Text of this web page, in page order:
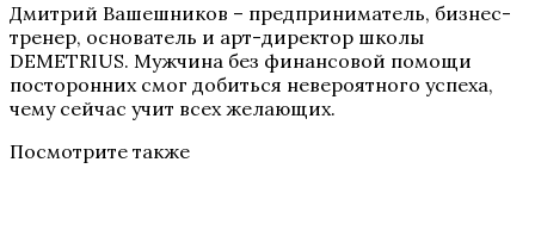
Дмитрий Вашешников – предприниматель, бизнес-
тренер, основатель и арт-директор школы
DEMETRIUS. Мужчина без финансовой помощи
посторонних смог добиться невероятного успеха,
чему сейчас учит всех желающих.
Посмотрите также